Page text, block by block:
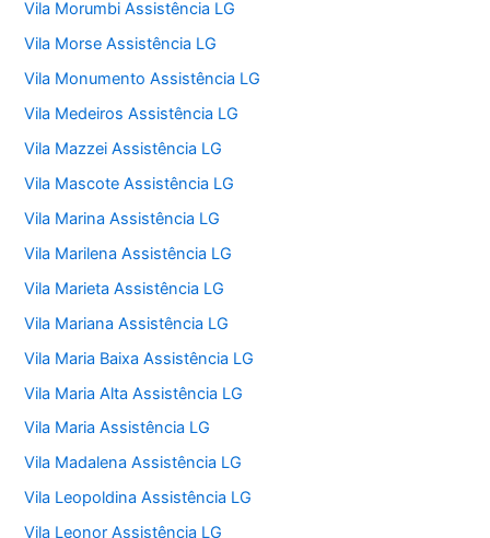
Vila Morumbi Assistência LG
Vila Morse Assistência LG
Vila Monumento Assistência LG
Vila Medeiros Assistência LG
Vila Mazzei Assistência LG
Vila Mascote Assistência LG
Vila Marina Assistência LG
Vila Marilena Assistência LG
Vila Marieta Assistência LG
Vila Mariana Assistência LG
Vila Maria Baixa Assistência LG
Vila Maria Alta Assistência LG
Vila Maria Assistência LG
Vila Madalena Assistência LG
Vila Leopoldina Assistência LG
Vila Leonor Assistência LG